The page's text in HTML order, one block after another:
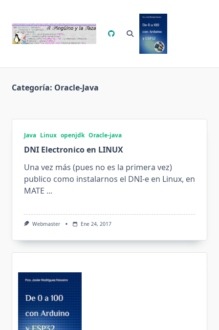
contenido
Categoría: Oracle-Java
Java Linux openjdk Oracle-java
DNI Electronico en LINUX
Una vez más (pues no es la primera vez)
publico como instalarnos el DNI-e en Linux, en
MATE ...
Webmaster Ene 24, 2017